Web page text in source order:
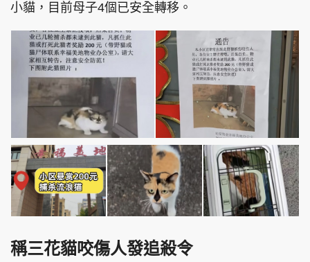
頭條日報 星島環球 The Standard
親子王 JobMarket
頭條搵工 EDUPLUS
關於我們 使用條款
小貓，目前母子4個已安全轉移。
稱三花貓咬傷人發追殺令